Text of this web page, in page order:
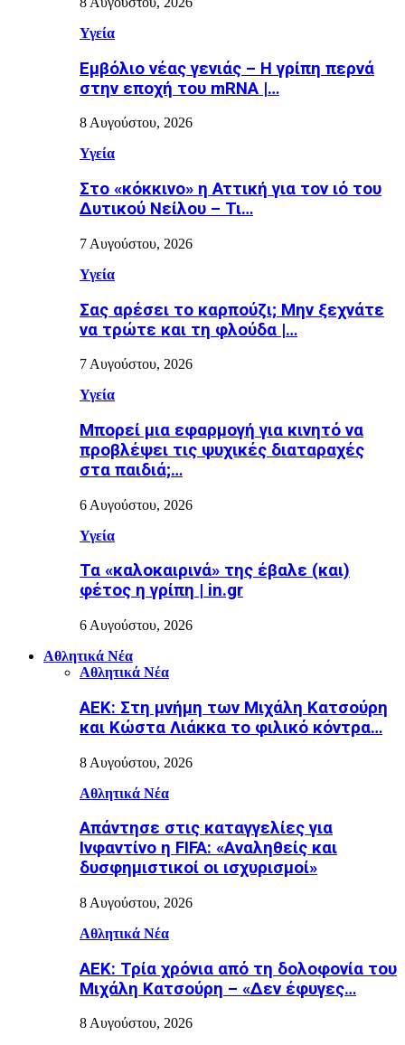
Υγεία
Εµβόλιο νέας γενιάς – Η γρίπη περνά
στην εποχή του mRNA |…
8 Αυγούστου, 2026
Υγεία
Στο «κόκκινο» η Αττική για τον ιό του
Δυτικού Νείλου – Τι…
7 Αυγούστου, 2026
Υγεία
Σας αρέσει το καρπούζι; Μην ξεχνάτε
να τρώτε και τη φλούδα |…
7 Αυγούστου, 2026
Υγεία
Μπορεί μια εφαρμογή για κινητό να
προβλέψει τις ψυχικές διαταραχές
στα παιδιά;…
6 Αυγούστου, 2026
Υγεία
Τα «καλοκαιρινά» της έβαλε (και)
φέτος η γρίπη | in.gr
6 Αυγούστου, 2026
Αθλητικά Νέα
Αθλητικά Νέα
ΑΕΚ: Στη μνήμη των Μιχάλη Κατσούρη
και Κώστα Λιάκκα το φιλικό κόντρα…
8 Αυγούστου, 2026
Αθλητικά Νέα
Απάντησε στις καταγγελίες για
Ινφαντίνο η FIFA: «Αναληθείς και
δυσφημιστικοί οι ισχυρισμοί»
8 Αυγούστου, 2026
Αθλητικά Νέα
ΑΕΚ: Τρία χρόνια από τη δολοφονία του
Μιχάλη Κατσούρη – «Δεν έφυγες…
8 Αυγούστου, 2026